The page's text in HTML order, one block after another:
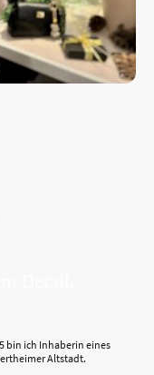
bin ich Inhaberin eines
Altstadt.